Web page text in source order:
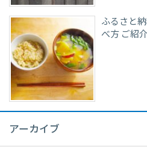
ふるさと
べ方 ご紹
アーカイブ